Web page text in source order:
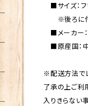
■サイズ：フ
※後ろに付
■メーカー
■原産国：
※配送方法で
了承の上ご利
入りきらない